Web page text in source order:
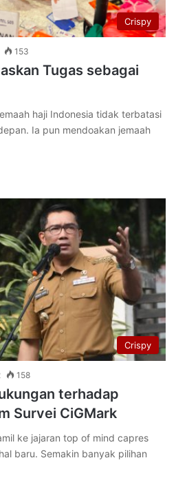
Crispy
153
Tugas sebagai
haji Indonesia tidak terbatasi
Ia pun mendoakan jemaah
Crispy
158
terhadap
Survei CiGMark
ke jajaran top of mind capres
baru. Semakin banyak pilihan